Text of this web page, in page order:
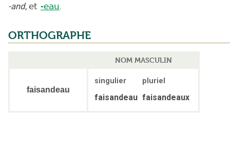
-and, et -eau.
ORTHOGRAPHE
NOM MASCULIN
faisandeau
singulier pluriel
faisandeau faisandeaux